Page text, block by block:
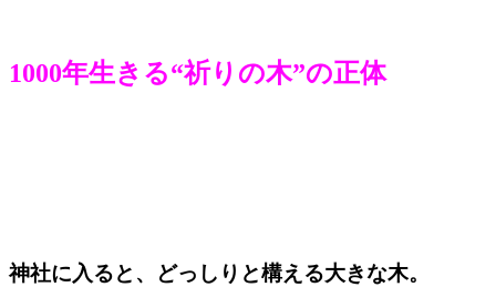
1000年生きる“祈りの木”の正体
神社に入ると、どっしりと構える大きな木。